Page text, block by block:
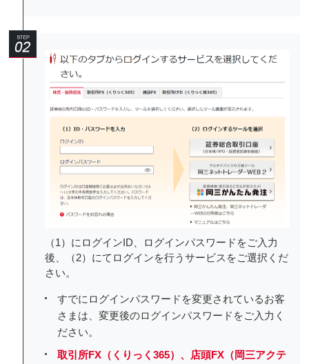
（1）にログインID、ログインパスワードをご入力
後、（2）にてログインを行うサービスをご選択くだ
さい。
すでにログインパスワードを変更されているお客
さまは、変更後のログインパスワードをご入力く
ださい。
取引所FX（くりっく365）、店頭FX（岡三アクテ